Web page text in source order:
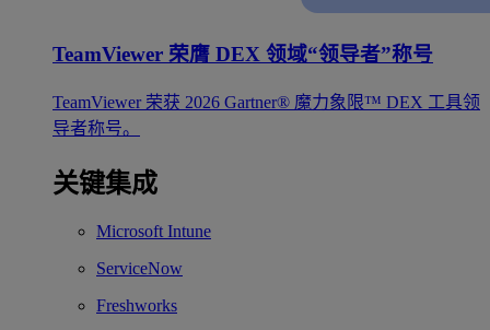
TeamViewer 荣膺 DEX 领域“领导者”称号
TeamViewer 荣获 2026 Gartner® 魔力象限™ DEX 工具领
导者称号。
关键集成
Microsoft Intune
ServiceNow
Freshworks